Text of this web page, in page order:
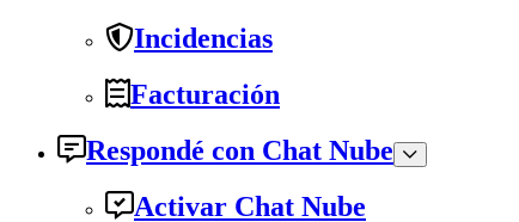
Incidencias
Facturación
Respondé con Chat Nube
Activar Chat Nube